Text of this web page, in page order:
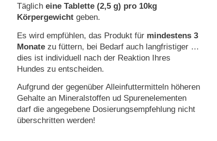
Täglich eine Tablette (2,5 g) pro 10kg
Körpergewichtgeben.
Es wird empfühlen, das Produkt für mindestens 3
Monatezu füttern, bei Bedarf auch langfristiger …
dies ist individuell nach der Reaktion Ihres
Hundes zu entscheiden.
Aufgrund der gegenüber Alleinfuttermitteln höheren
Gehalte an Mineralstoffen ud Spurenelementen
darf die angegebene Dosierungsempfehlung nicht
überschritten werden!